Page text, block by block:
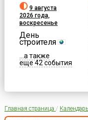
9 августа
2026 года,
воскресенье
День
строителя
...а также
еще 42 события
Главная страница /